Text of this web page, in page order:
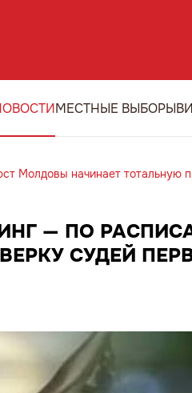
МЕСТНЫЕ ВЫБОРЫ
Молдовы начинает тотальную
— ПО
СУДЕЙ